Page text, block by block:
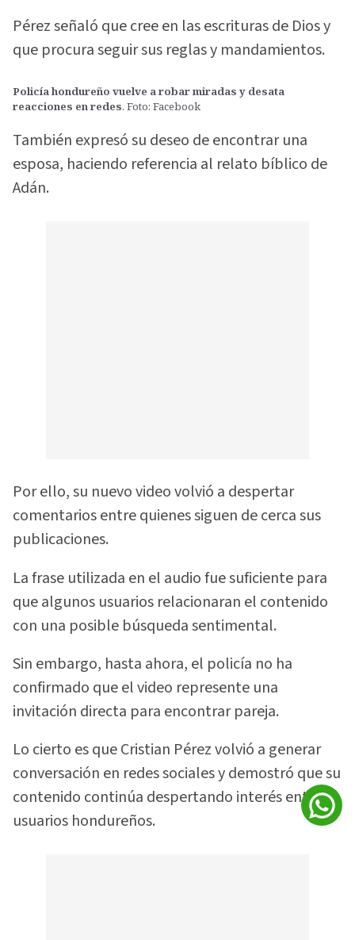
Pérez señaló que cree en las escrituras de Dios y
que procura seguir sus reglas y mandamientos.
Policía hondureño vuelve a robar miradas y desata
reacciones en redes. Foto: Facebook
También expresó su deseo de encontrar una
esposa, haciendo referencia al relato bíblico de
Adán.
Por ello, su nuevo video volvió a despertar
comentarios entre quienes siguen de cerca sus
publicaciones.
La frase utilizada en el audio fue suficiente para
que algunos usuarios relacionaran el contenido
con una posible búsqueda sentimental.
Sin embargo, hasta ahora, el policía no ha
confirmado que el video represente una
invitación directa para encontrar pareja.
Lo cierto es que Cristian Pérez volvió a generar
conversación en redes sociales y demostró que su
contenido continúa despertando interés entre
usuarios hondureños.